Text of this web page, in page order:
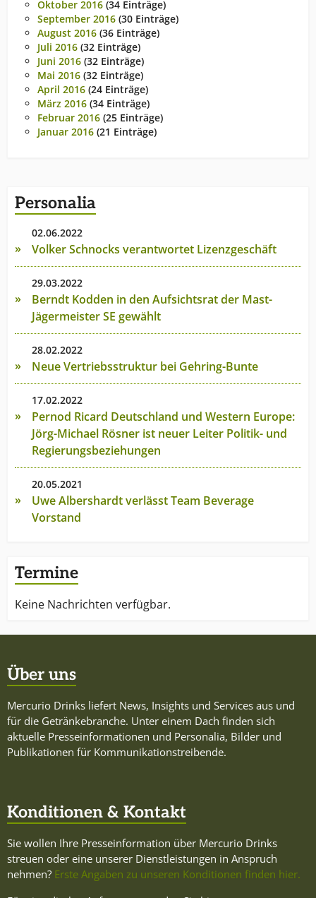
Oktober 2016 (34 Einträge)
September 2016 (30 Einträge)
August 2016 (36 Einträge)
Juli 2016 (32 Einträge)
Juni 2016 (32 Einträge)
Mai 2016 (32 Einträge)
April 2016 (24 Einträge)
März 2016 (34 Einträge)
Februar 2016 (25 Einträge)
Januar 2016 (21 Einträge)
Personalia
02.06.2022
Volker Schnocks verantwortet Lizenzgeschäft
29.03.2022
Berndt Kodden in den Aufsichtsrat der Mast-
Jägermeister SE gewählt
28.02.2022
Neue Vertriebsstruktur bei Gehring-Bunte
17.02.2022
Pernod Ricard Deutschland und Western Europe:
Jörg-Michael Rösner ist neuer Leiter Politik- und
Regierungsbeziehungen
20.05.2021
Uwe Albershardt verlässt Team Beverage
Vorstand
Termine
Keine Nachrichten verfügbar.
Über uns
Mercurio Drinks liefert News, Insights und Services aus und
für die Getränkebranche. Unter einem Dach finden sich
aktuelle Presseinformationen und Personalia, Bilder und
Publikationen für Kommunikationstreibende.
Konditionen & Kontakt
Sie wollen Ihre Presseinformation über Mercurio Drinks
streuen oder eine unserer Dienstleistungen in Anspruch
nehmen? Erste Angaben zu unseren Konditionen finden hier.